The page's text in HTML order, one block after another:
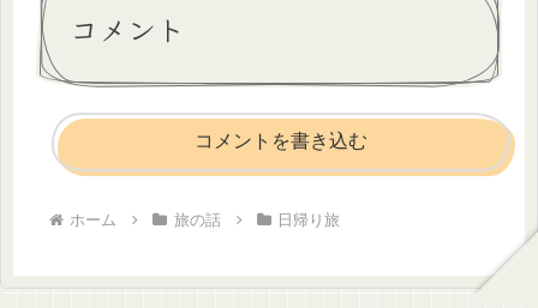
コメント
コメントを書き込む
ホーム 旅の話 日帰り旅